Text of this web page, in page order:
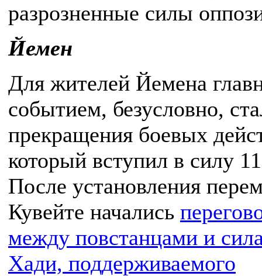
разрозненные силы
Йемен
Для жителей Йемена
событием, безусловно,
прекращения боевых
который вступил в силу
После установления
Кувейте начались
между повстанцами и
Хади, поддерживаемого